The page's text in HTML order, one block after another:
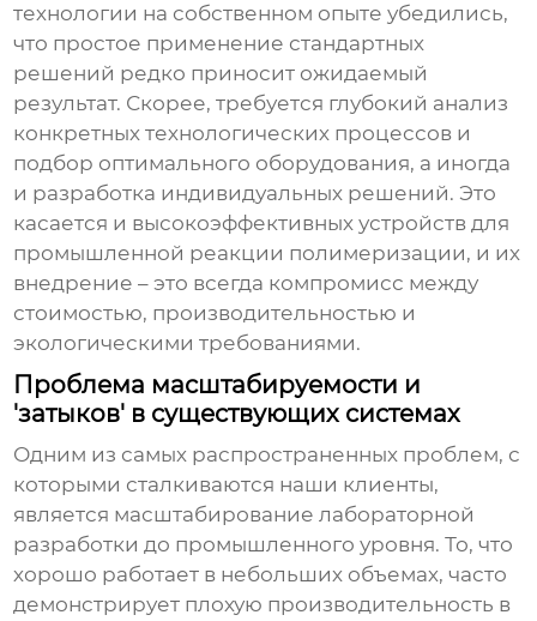
технологии на собственном опыте убедились,
что простое применение стандартных
решений редко приносит ожидаемый
результат. Скорее, требуется глубокий анализ
конкретных технологических процессов и
подбор оптимального оборудования, а иногда
и разработка индивидуальных решений. Это
касается и высокоэффективных устройств для
промышленной реакции полимеризации, и их
внедрение – это всегда компромисс между
стоимостью, производительностью и
экологическими требованиями.
Проблема масштабируемости и
'затыков' в существующих системах
Одним из самых распространенных проблем, с
которыми сталкиваются наши клиенты,
является масштабирование лабораторной
разработки до промышленного уровня. То, что
хорошо работает в небольших объемах, часто
демонстрирует плохую производительность в